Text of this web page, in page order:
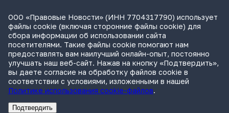
СИП проверит отмену патента на систему управления
устройствами после возражений «Яндекса»
Практика
, 15:17
Суды 10 стран рассматривают иски российской «дочки»
Google о возврате дивидендов
Международная практика
, 14:09
ООО «Правовые Новости» (ИНН 7704317790) использует
файлы cookie (включая сторонние файлы cookie) для
сбора информации об использовании сайта
посетителями. Такие файлы cookie помогают нам
предоставлять вам наилучший онлайн-опыт, постоянно
улучшать наш веб-сайт. Нажав на кнопку «Подтвердить»,
вы даете согласие на обработку файлов cookie в
соответствии с условиями, изложенными в нашей
Политике использования cookie-файлов.
Подтвердить